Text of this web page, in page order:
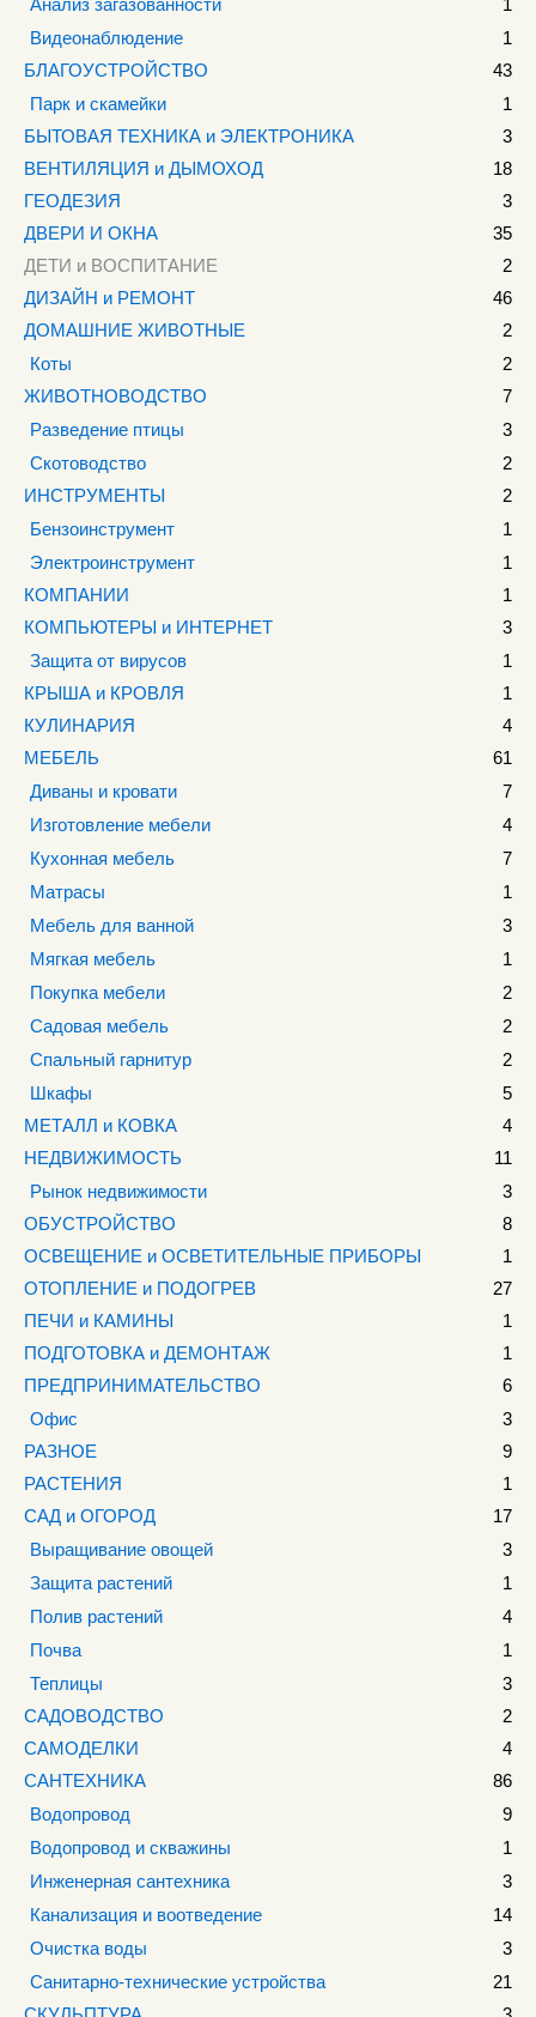
Анализ загазованности
1
Видеонаблюдение
1
БЛАГОУСТРОЙСТВО
43
Парк и скамейки
1
БЫТОВАЯ ТЕХНИКА и ЭЛЕКТРОНИКА
3
ВЕНТИЛЯЦИЯ и ДЫМОХОД
18
ГЕОДЕЗИЯ
3
ДВЕРИ И ОКНА
35
ДЕТИ и ВОСПИТАНИЕ
2
ДИЗАЙН и РЕМОНТ
46
ДОМАШНИЕ ЖИВОТНЫЕ
2
Коты
2
ЖИВОТНОВОДСТВО
7
Разведение птицы
3
Скотоводство
2
ИНСТРУМЕНТЫ
2
Бензоинструмент
1
Электроинструмент
1
КОМПАНИИ
1
КОМПЬЮТЕРЫ и ИНТЕРНЕТ
3
Защита от вирусов
1
КРЫША и КРОВЛЯ
1
КУЛИНАРИЯ
4
МЕБЕЛЬ
61
Диваны и кровати
7
Изготовление мебели
4
Кухонная мебель
7
Матрасы
1
Мебель для ванной
3
Мягкая мебель
1
Покупка мебели
2
Садовая мебель
2
Спальный гарнитур
2
Шкафы
5
МЕТАЛЛ и КОВКА
4
НЕДВИЖИМОСТЬ
11
Рынок недвижимости
3
ОБУСТРОЙСТВО
8
ОСВЕЩЕНИЕ и ОСВЕТИТЕЛЬНЫЕ ПРИБОРЫ
1
ОТОПЛЕНИЕ и ПОДОГРЕВ
27
ПЕЧИ и КАМИНЫ
1
ПОДГОТОВКА и ДЕМОНТАЖ
1
ПРЕДПРИНИМАТЕЛЬСТВО
6
Офис
3
РАЗНОЕ
9
РАСТЕНИЯ
1
САД и ОГОРОД
17
Выращивание овощей
3
Защита растений
1
Полив растений
4
Почва
1
Теплицы
3
САДОВОДСТВО
2
САМОДЕЛКИ
4
САНТЕХНИКА
86
Водопровод
9
Водопровод и скважины
1
Инженерная сантехника
3
Канализация и воотведение
14
Очистка воды
3
Санитарно-технические устройства
21